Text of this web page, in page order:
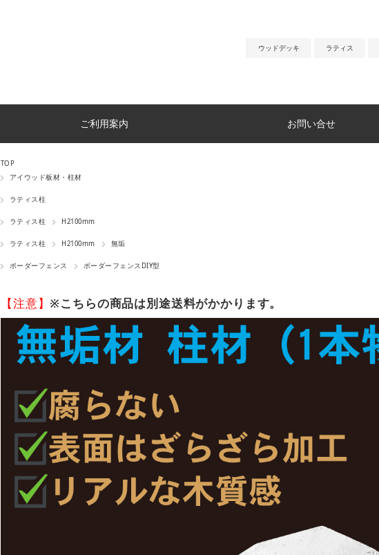
ウッドデッキ ラティス
ご利用案内 お問い合せ
TOP
アイウッド板材・柱材
ラティス柱
ラティス柱 H2100mm
ラティス柱 H2100mm 無垢
ボーダーフェンス ボーダーフェンスDIY型
【注意】 ※こちらの商品は別途送料がかかります。